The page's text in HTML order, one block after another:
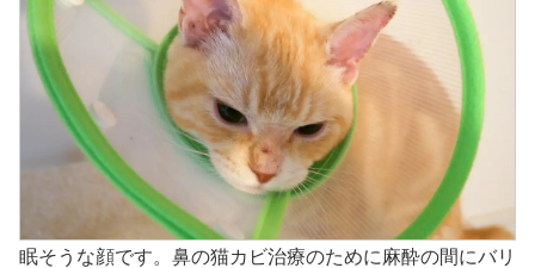
眠そうな顔です。鼻の猫カビ治療のために麻酔の間にバリ